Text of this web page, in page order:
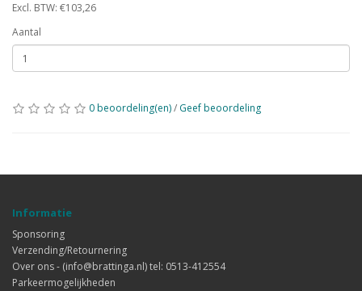
Excl. BTW: €103,26
Aantal
0 beoordeling(en)/ Geef beoordeling
Informatie
Sponsoring
Verzending/Retournering
Over ons - (info@brattinga.nl) tel: 0513-412554
Parkeermogelijkheden